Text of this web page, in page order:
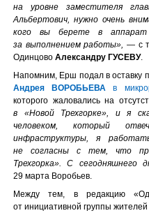
на уровне заместителя
Альбертович, нужно очень
кого вы берете в аппарат
за выполнением работы», — с
Одинцово Александру ГУСЕВУ.
Напомним, Ерш подал в оставку
Андрея ВОРОБЬЕВАв
которого жаловались на
в «Новой Трехгорке», и я
человеком, который
инфраструктуры, я
не согласны с тем, что
Трехгорка». С сегодняшнего
29 марта Воробьев.
Между тем, в редакцию
от инициативной группы